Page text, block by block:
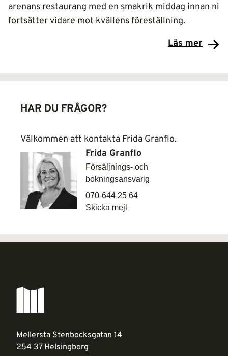
arenans restaurang med en smakrik middag innan ni
fortsätter vidare mot kvällens föreställning.
Läs mer
HAR DU FRÅGOR?
Välkommen att kontakta Frida Granflo.
Frida Granflo
Försäljnings- och
bokningsansvarig
070-644 25 64
Skicka mejl
Mellersta Stenbocksgatan 14
254 37 Helsingborg